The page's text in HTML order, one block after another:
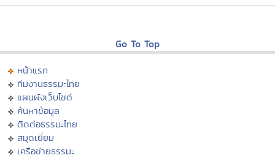
Go To Top
หน้าแรก
ทีมงานธรรมะไทย
แผนผังเว็บไซต์
ค้นหาข้อมูล
ติดต่อธรรมะไทย
สมุดเยี่ยม
เครือข่ายธรรมะ